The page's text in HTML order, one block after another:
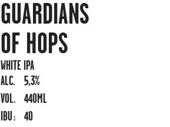
GUARDIANS
OF HOPS
WHITE IPA
ALC.
5,3%
VOL.
440ML
IBU :
40